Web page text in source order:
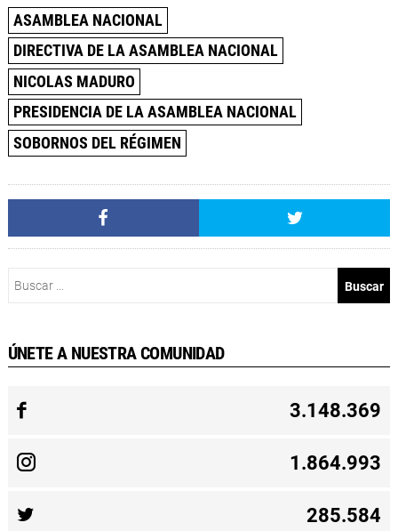
ASAMBLEA NACIONAL
DIRECTIVA DE LA ASAMBLEA NACIONAL
NICOLAS MADURO
PRESIDENCIA DE LA ASAMBLEA NACIONAL
SOBORNOS DEL RÉGIMEN
ÚNETE A NUESTRA COMUNIDAD
3.148.369
1.864.993
285.584